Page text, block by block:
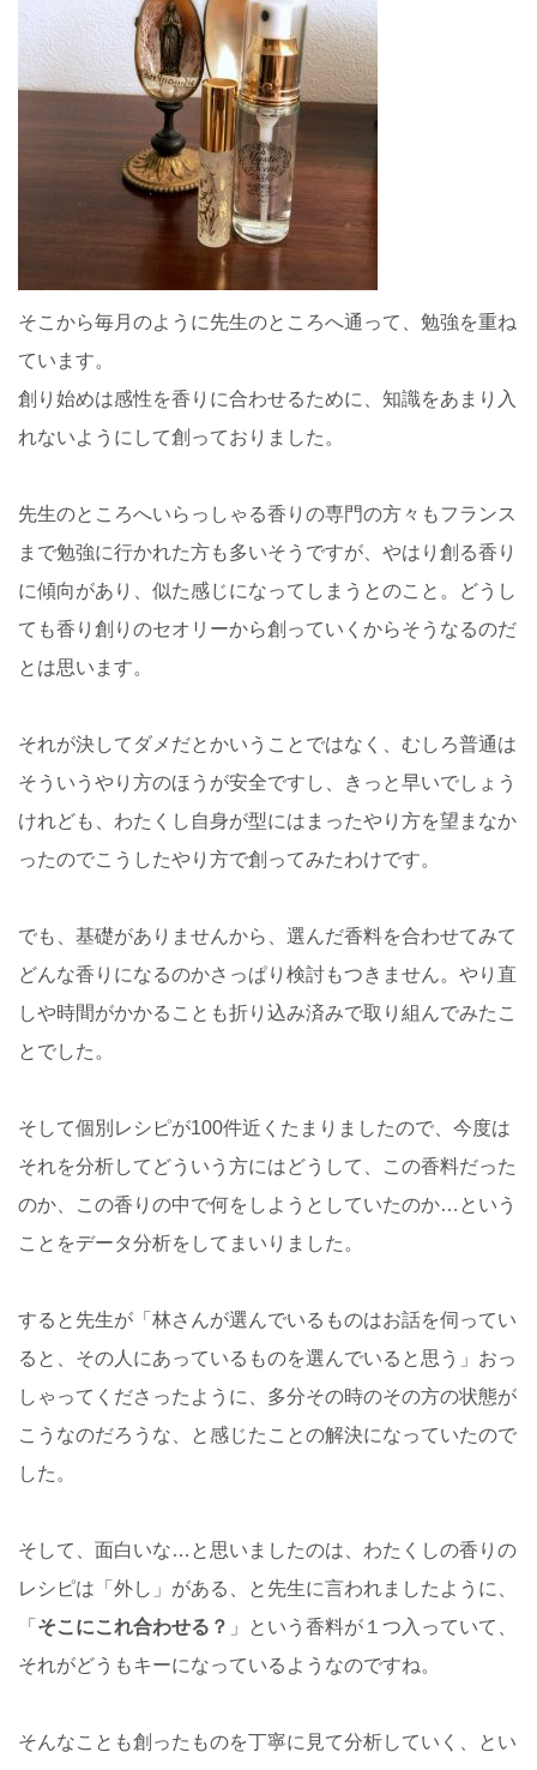
そこから毎月のように先生のところへ通って、勉強を重ね
ています。
創り始めは感性を香りに合わせるために、知識をあまり入
れないようにして創っておりました。
先生のところへいらっしゃる香りの専門の方々もフランス
まで勉強に行かれた方も多いそうですが、やはり創る香り
に傾向があり、似た感じになってしまうとのこと。どうし
ても香り創りのセオリーから創っていくからそうなるのだ
とは思います。
それが決してダメだとかいうことではなく、むしろ普通は
そういうやり方のほうが安全ですし、きっと早いでしょう
けれども、わたくし自身が型にはまったやり方を望まなか
ったのでこうしたやり方で創ってみたわけです。
でも、基礎がありませんから、選んだ香料を合わせてみて
どんな香りになるのかさっぱり検討もつきません。やり直
しや時間がかかることも折り込み済みで取り組んでみたこ
とでした。
そして個別レシピが100件近くたまりましたので、今度は
それを分析してどういう方にはどうして、この香料だった
のか、この香りの中で何をしようとしていたのか…という
ことをデータ分析をしてまいりました。
すると先生が「林さんが選んでいるものはお話を伺ってい
ると、その人にあっているものを選んでいると思う」おっ
しゃってくださったように、多分その時のその方の状態が
こうなのだろうな、と感じたことの解決になっていたので
した。
そして、面白いな…と思いましたのは、わたくしの香りの
レシピは「外し」がある、と先生に言われましたように、
「 そこにこれ合わせる？ 」という香料が１つ入っていて、
それがどうもキーになっているようなのですね。
そんなことも創ったものを丁寧に見て分析していく、とい